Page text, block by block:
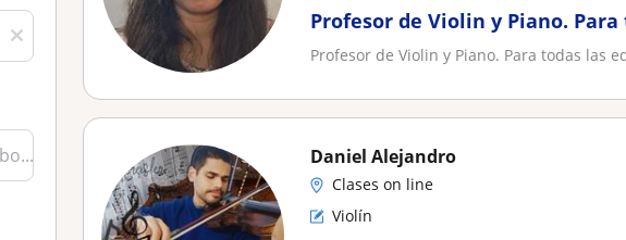
Profesor de Violin y Piano.
Profesor de Violin y Piano. Para todas las
Daniel Alejandro
Clases on line
Violín